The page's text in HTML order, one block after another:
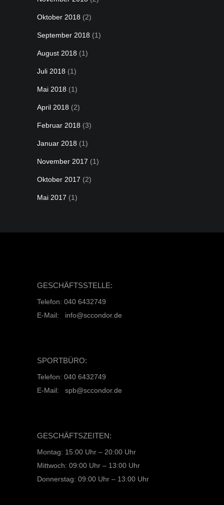
Oktober 2018 (2)
September 2018 (1)
August 2018 (1)
Juli 2018 (1)
Mai 2018 (1)
April 2018 (2)
Februar 2018 (3)
Januar 2018 (1)
November 2017 (1)
Oktober 2017 (2)
Mai 2017 (1)
GESCHÄFTSSTELLE:
Telefon: 040 6432749
E-Mail: info@sccondor.de
SPORTBÜRO:
Telefon: 040 6432749
E-Mail: spb@sccondor.de
GESCHÄFTSZEITEN:
Montag: 15:00 Uhr – 20:00 Uhr
Mittwoch: 09:00 Uhr – 13:00 Uhr
Donnerstag: 09:00 Uhr – 13:00 Uhr